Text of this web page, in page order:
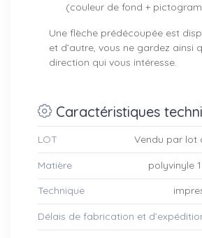
(couleur de fond +
Une flèche prédécoupée est
et d’autre, vous ne gardez ainsi
direction qui vous intéresse.
Caractéristiques
LOT Vendu par lot
Matière polyvinyle
Technique
Délais de fabrication et